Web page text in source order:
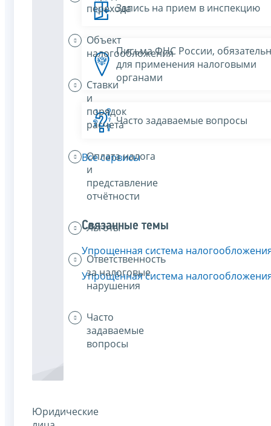
перехода
Объект
налогообложения
Ставки
и
порядок
расчета
Оплата налога
и
представление
отчётности
Льготы
Ответственность
за налоговые
нарушения
Часто
задаваемые
вопросы
Юридические
Запись на прием в инспекцию
Письма ФНС России,
для применения налоговыми
органами
Часто задаваемые вопросы
Все сервисы
Связанные темы
Упрощенная система
Упрощённая система